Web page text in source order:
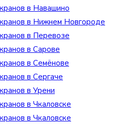
в Навашино
в Нижнем Новгороде
в Перевозе
в Сарове
в Семёнове
в Сергаче
в Урени
в Чкаловске
в Чкаловске